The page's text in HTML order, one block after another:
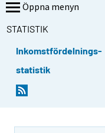
Öppna menyn
STATISTIK
Inkomstfördelnings-
statistik